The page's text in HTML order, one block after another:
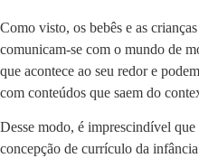
Como visto, os bebês e as
comunicam-se com o mundo de
que acontece ao seu redor e
com conteúdos que saem do
Desse modo, é imprescindível
concepção de currículo da